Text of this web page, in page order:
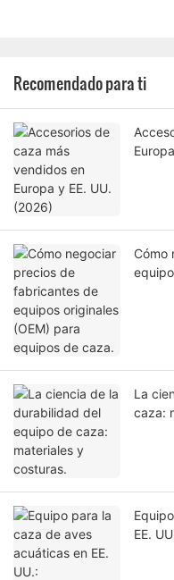
Recomendado para ti
Cómo
La
caza:
EE.